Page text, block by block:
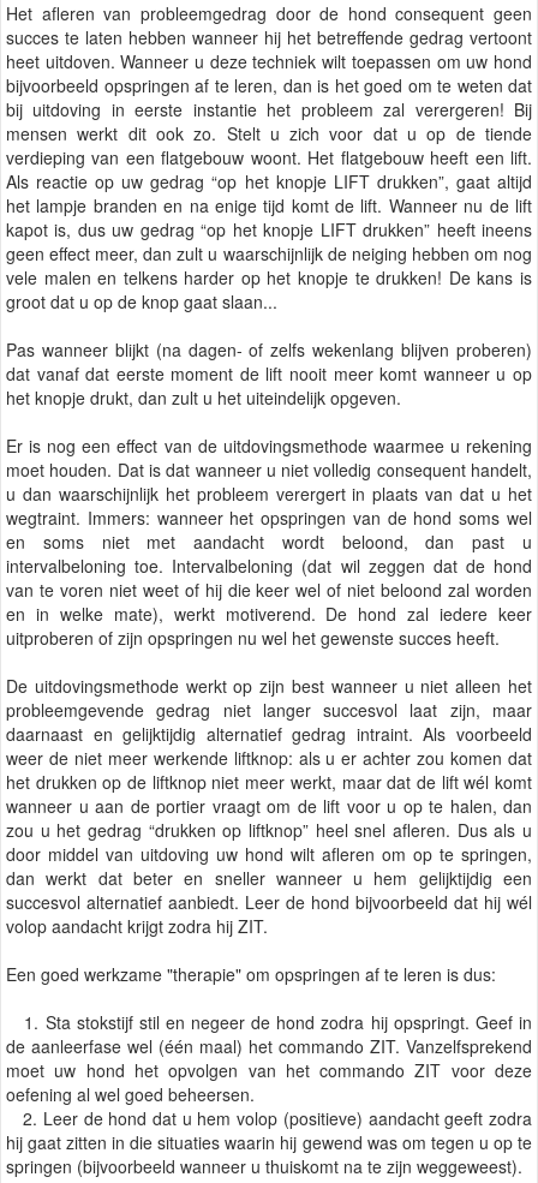
Het afleren van probleemgedrag door de hond consequent geen
succes te laten hebben wanneer hij het betreffende gedrag vertoont
heet uitdoven. Wanneer u deze techniek wilt toepassen om uw hond
bijvoorbeeld opspringen af te leren, dan is het goed om te weten dat
bij uitdoving in eerste instantie het probleem zal verergeren! Bij
mensen werkt dit ook zo. Stelt u zich voor dat u op de tiende
verdieping van een flatgebouw woont. Het flatgebouw heeft een lift.
Als reactie op uw gedrag “op het knopje LIFT drukken”, gaat altijd
het lampje branden en na enige tijd komt de lift. Wanneer nu de lift
kapot is, dus uw gedrag “op het knopje LIFT drukken” heeft ineens
geen effect meer, dan zult u waarschijnlijk de neiging hebben om nog
vele malen en telkens harder op het knopje te drukken! De kans is
groot dat u op de knop gaat slaan...
Pas wanneer blijkt (na dagen- of zelfs wekenlang blijven proberen)
dat vanaf dat eerste moment de lift nooit meer komt wanneer u op
het knopje drukt, dan zult u het uiteindelijk opgeven.
Er is nog een effect van de uitdovingsmethode waarmee u rekening
moet houden. Dat is dat wanneer u niet volledig consequent handelt,
u dan waarschijnlijk het probleem verergert in plaats van dat u het
wegtraint. Immers: wanneer het opspringen van de hond soms wel
en soms niet met aandacht wordt beloond, dan past u
intervalbeloning toe. Intervalbeloning (dat wil zeggen dat de hond
van te voren niet weet of hij die keer wel of niet beloond zal worden
en in welke mate), werkt motiverend. De hond zal iedere keer
uitproberen of zijn opspringen nu wel het gewenste succes heeft.
De uitdovingsmethode werkt op zijn best wanneer u niet alleen het
probleemgevende gedrag niet langer succesvol laat zijn, maar
daarnaast en gelijktijdig alternatief gedrag intraint. Als voorbeeld
weer de niet meer werkende liftknop: als u er achter zou komen dat
het drukken op de liftknop niet meer werkt, maar dat de lift wél komt
wanneer u aan de portier vraagt om de lift voor u op te halen, dan
zou u het gedrag “drukken op liftknop” heel snel afleren. Dus als u
door middel van uitdoving uw hond wilt afleren om op te springen,
dan werkt dat beter en sneller wanneer u hem gelijktijdig een
succesvol alternatief aanbiedt. Leer de hond bijvoorbeeld dat hij wél
volop aandacht krijgt zodra hij ZIT.
Een goed werkzame "therapie" om opspringen af te leren is dus:
1. Sta stokstijf stil en negeer de hond zodra hij opspringt. Geef in
de aanleerfase wel (één maal) het commando ZIT. Vanzelfsprekend
moet uw hond het opvolgen van het commando ZIT voor deze
oefening al wel goed beheersen.
2. Leer de hond dat u hem volop (positieve) aandacht geeft zodra
hij gaat zitten in die situaties waarin hij gewend was om tegen u op te
springen (bijvoorbeeld wanneer u thuiskomt na te zijn weggeweest).